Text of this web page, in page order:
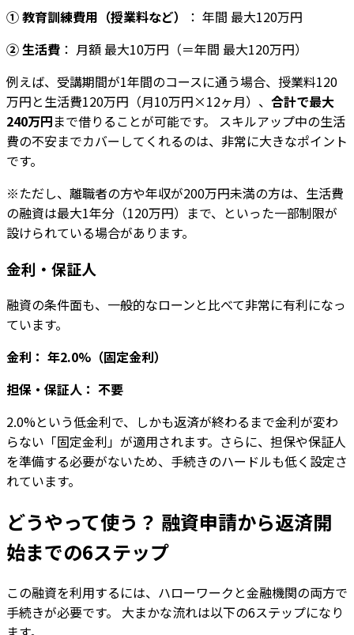
① 教育訓練費用（授業料など）
： 年間 最大120万円
② 生活費 ： 月額 最大10万円（＝年間 最大120万円）
例えば、受講期間が1年間のコースに通う場合、授業料120
万円と生活費120万円（月10万円×12ヶ月）、 合計で最大
240万円まで借りることが可能です。 スキルアップ中の生活
費の不安までカバーしてくれるのは、非常に大きなポイント
です。
※ただし、離職者の方や年収が200万円未満の方は、生活費
の融資は最大1年分（120万円）まで、といった一部制限が
設けられている場合があります。
金利・保証人
融資の条件面も、一般的なローンと比べて非常に有利になっ
ています。
金利： 年2.0%（固定金利）
担保・保証人： 不要
2.0%という低金利で、しかも返済が終わるまで金利が変わ
らない「固定金利」が適用されます。さらに、担保や保証人
を準備する必要がないため、手続きのハードルも低く設定さ
れています。
どうやって使う？ 融資申請から返済開
始までの6ステップ
この融資を利用するには、ハローワークと金融機関の両方で
手続きが必要です。 大まかな流れは以下の6ステップになり